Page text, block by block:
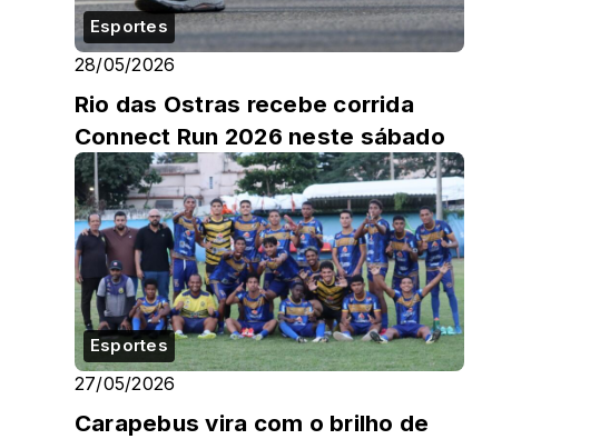
Esportes
28/05/2026
Rio das Ostras recebe corrida
Connect Run 2026 neste sábado
Esportes
27/05/2026
Carapebus vira com o brilho de